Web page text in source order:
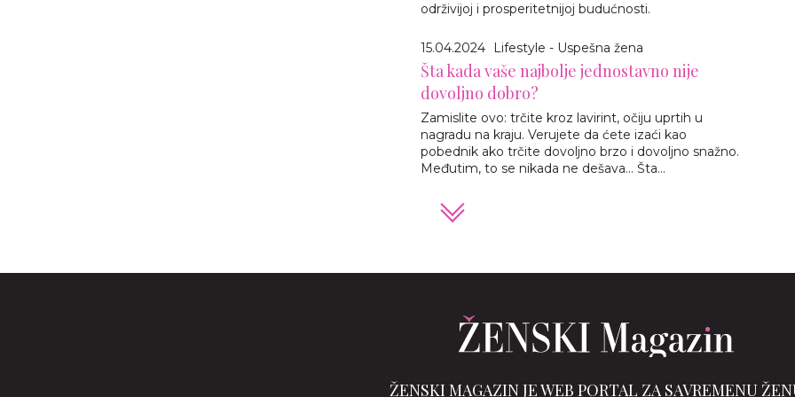
održivijoj i prosperitetnijoj budućnosti.
15.04.2024 Lifestyle - Uspešna žena
Šta kada vaše najbolje jednostavno nije
dovoljno dobro?
Zamislite ovo: trčite kroz lavirint, očiju uprtih u
nagradu na kraju. Verujete da ćete izaći kao
pobednik ako trčite dovoljno brzo i dovoljno snažno.
Međutim, to se nikada ne dešava... Šta...
ŽENSKI MAGAZIN JE WEB PORTAL ZA SAVREMENU